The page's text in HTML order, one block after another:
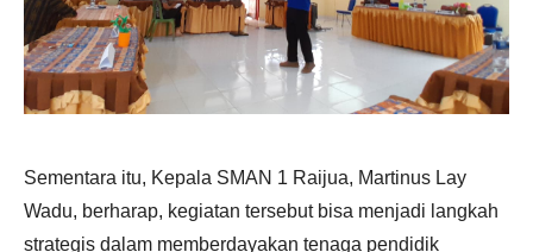
Sementara itu, Kepala SMAN 1 Raijua, Martinus Lay
Wadu, berharap, kegiatan tersebut bisa menjadi langkah
strategis dalam memberdayakan tenaga pendidik